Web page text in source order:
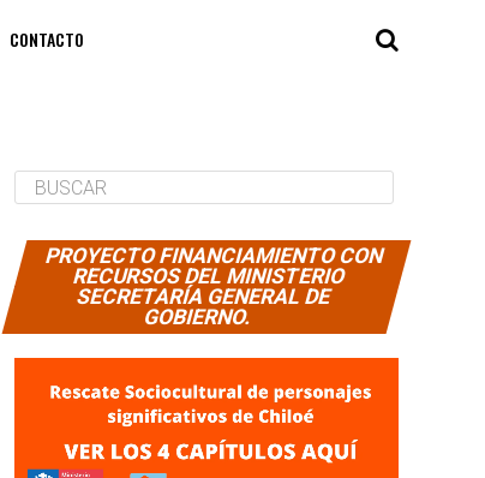
CONTACTO
PROYECTO FINANCIAMIENTO CON
RECURSOS DEL MINISTERIO
SECRETARÍA GENERAL DE
GOBIERNO.